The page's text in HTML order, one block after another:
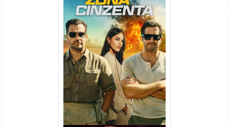
Na Zona Cinzenta Torrent
(2026) WEB-DL 1080p/4K
Dual Áudio